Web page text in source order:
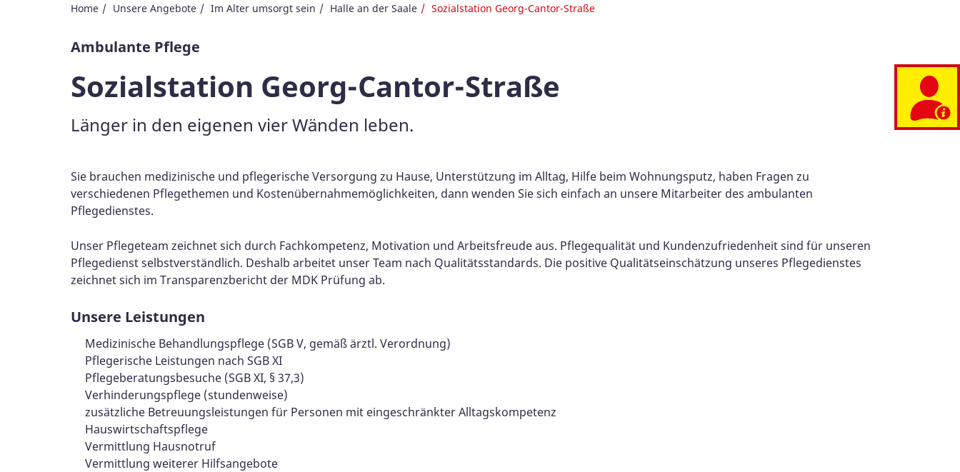
Home Unsere Angebote Im Alter umsorgt sein Halle an der Saale Sozialstation Georg-Cantor-Straße
Ambulante Pflege
Sozialstation Georg-Cantor-Straße
Länger in den eigenen vier Wänden leben.
Sie brauchen medizinische und pflegerische Versorgung zu Hause, Unterstützung im Alltag, Hilfe beim Wohnungsputz, haben Fragen zu
verschiedenen Pflegethemen und Kostenübernahmemöglichkeiten, dann wenden Sie sich einfach an unsere Mitarbeiter des ambulanten
Pflegedienstes.
Unser Pflegeteam zeichnet sich durch Fachkompetenz, Motivation und Arbeitsfreude aus. Pflegequalität und Kundenzufriedenheit sind für unseren
Pflegedienst selbstverständlich. Deshalb arbeitet unser Team nach Qualitätsstandards. Die positive Qualitätseinschätzung unseres Pflegedienstes
zeichnet sich im Transparenzbericht der MDK Prüfung ab.
Unsere Leistungen
Medizinische Behandlungspflege (SGB V, gemäß ärztl. Verordnung)
Pflegerische Leistungen nach SGB XI
Pflegeberatungsbesuche (SGB XI, § 37,3)
Verhinderungspflege (stundenweise)
zusätzliche Betreuungsleistungen für Personen mit eingeschränkter Alltagskompetenz
Hauswirtschaftspflege
Vermittlung Hausnotruf
Vermittlung weiterer Hilfsangebote